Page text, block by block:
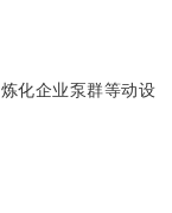
化企业泵群等动设